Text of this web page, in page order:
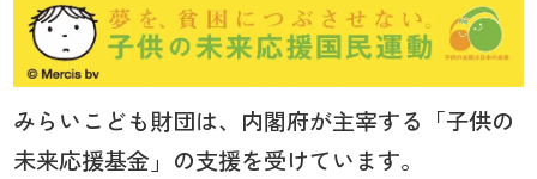
みらいこども財団は、内閣府が主宰する「子供の
未来応援基金」の支援を受けています。